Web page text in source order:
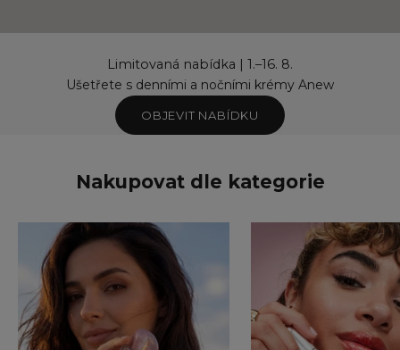
Limitovaná nabídka | 1.–16. 8.
Ušetřete s denními a nočními krémy Anew
OBJEVIT NABÍDKU
Nakupovat dle kategorie